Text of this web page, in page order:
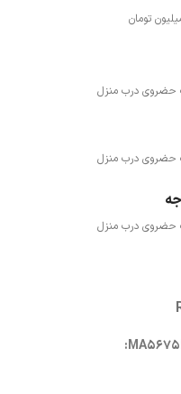
حضروی درب منزل
حضروی درب منزل
حضروی درب منزل